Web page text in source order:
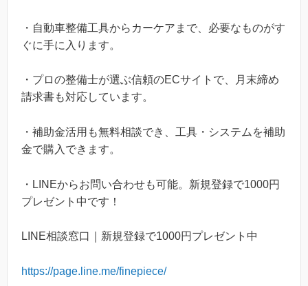
・自動車整備工具からカーケアまで、必要なものがす
ぐに手に入ります。
・プロの整備士が選ぶ信頼のECサイトで、月末締め
請求書も対応しています。
・補助金活用も無料相談でき、工具・システムを補助
金で購入できます。
・LINEからお問い合わせも可能。新規登録で1000円
プレゼント中です！
LINE相談窓口｜新規登録で1000円プレゼント中
https://page.line.me/finepiece/